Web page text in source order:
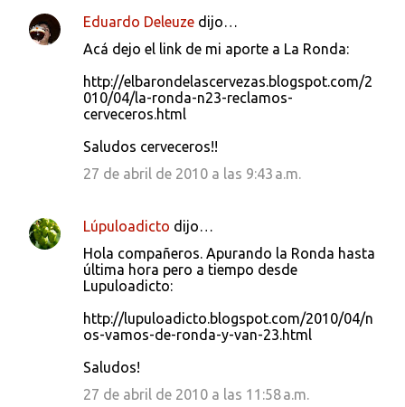
Eduardo Deleuze dijo…
Acá dejo el link de mi aporte a La Ronda:
http://elbarondelascervezas.blogspot.com/2
010/04/la-ronda-n23-reclamos-
cerveceros.html
Saludos cerveceros!!
27 de abril de 2010 a las 9:43 a.m.
Lúpuloadicto dijo…
Hola compañeros. Apurando la Ronda hasta
última hora pero a tiempo desde
Lupuloadicto:
http://lupuloadicto.blogspot.com/2010/04/n
os-vamos-de-ronda-y-van-23.html
Saludos!
27 de abril de 2010 a las 11:58 a.m.